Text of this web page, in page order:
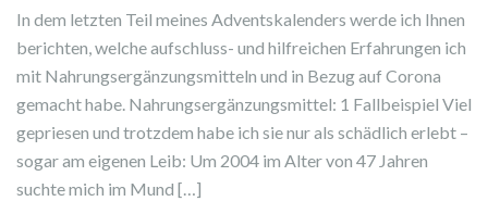
In dem letzten Teil meines Adventskalenders werde ich Ihnen
berichten, welche aufschluss- und hilfreichen Erfahrungen ich
mit Nahrungsergänzungsmitteln und in Bezug auf Corona
gemacht habe. Nahrungsergänzungsmittel: 1 Fallbeispiel Viel
gepriesen und trotzdem habe ich sie nur als schädlich erlebt –
sogar am eigenen Leib: Um 2004 im Alter von 47 Jahren
suchte mich im Mund […]